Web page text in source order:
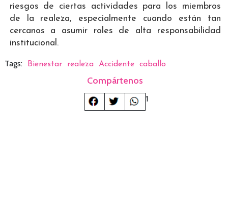
riesgos de ciertas actividades para los miembros
de la realeza, especialmente cuando están tan
cercanos a asumir roles de alta responsabilidad
institucional.
Tags: Bienestar realeza Accidente caballo
Compártenos
1